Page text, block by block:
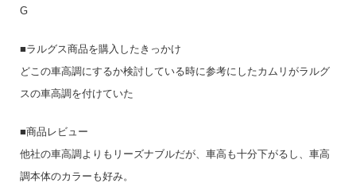
G
■ラルグス商品を購入したきっかけ
どこの車高調にするか検討している時に参考にしたカムリがラルグ
スの車高調を付けていた
■商品レビュー
他社の車高調よりもリーズナブルだが、車高も十分下がるし、車高
調本体のカラーも好み。